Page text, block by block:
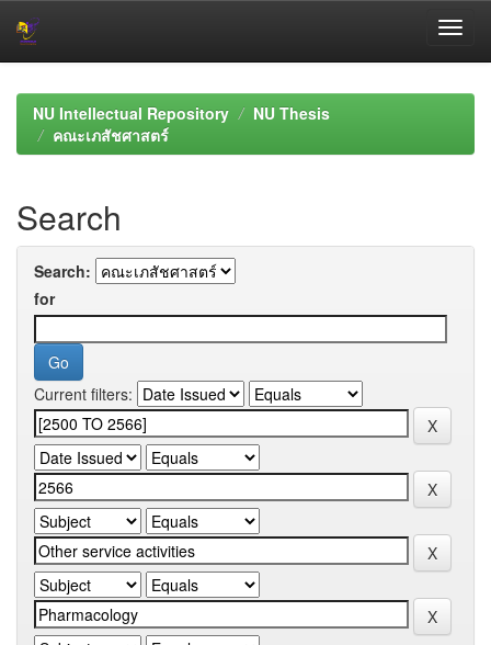
navigationNU Intellectual Repository
NU Thesis
คณะเภสัชศาสตร์
Search
Search:
for
Current filters: